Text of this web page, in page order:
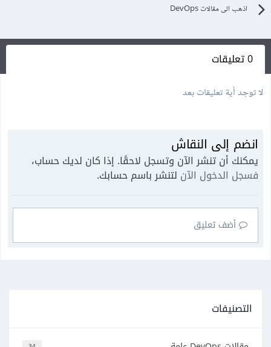
اذهب الى مقالات DevOps
0 تعليقات
لا توجد أية تعليقات بعد
انضم إلى النقاش
يمكنك أن تنشر الآن وتسجل لاحقًا. إذا كان لديك حساب،
فسجل الدخول الآن لتنشر باسم حسابك.
أضف تعليق
التصنيفات